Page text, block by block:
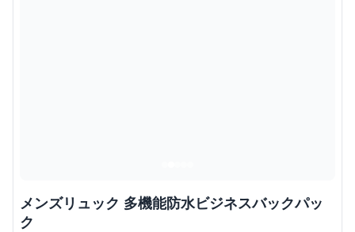
メンズリュック 多機能防水ビジネスバックパッ
ク